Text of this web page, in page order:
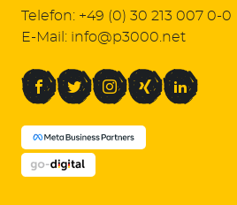
Telefon: +49 (0) 30 213 007 0-0
E-Mail: info@p3000.net
FacebookTwitterInstagramXing LinkedIn